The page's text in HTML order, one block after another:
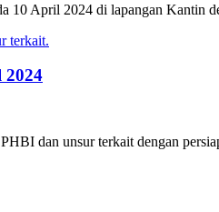
April 2024 di lapangan Kantin
2024
dan unsur terkait dengan